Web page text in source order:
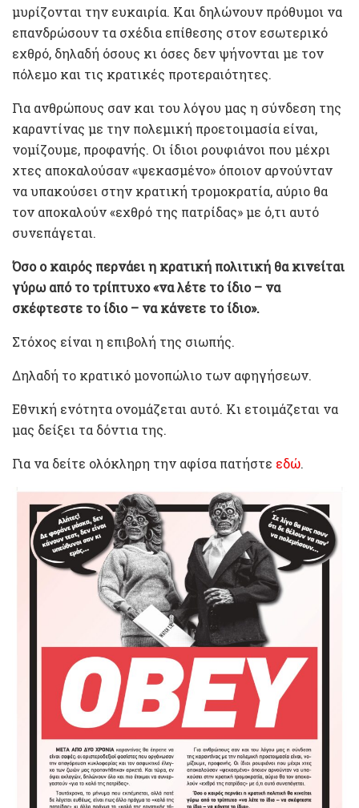
μυρίζονται την ευκαιρία. Και δηλώνουν πρόθυμοι να
επανδρώσουν τα σχέδια επίθεσης στον εσωτερικό
εχθρό, δηλαδή όσους κι όσες δεν ψήνονται με τον
πόλεμο και τις κρατικές προτεραιότητες.
Για ανθρώπους σαν και του λόγου μας η σύνδεση της
καραντίνας με την πολεμική προετοιμασία είναι,
νομίζουμε, προφανής. Οι ίδιοι ρουφιάνοι που μέχρι
χτες αποκαλούσαν «ψεκασμένο» όποιον αρνούνταν
να υπακούσει στην κρατική τρομοκρατία, αύριο θα
τον αποκαλούν «εχθρό της πατρίδας» με ό,τι αυτό
συνεπάγεται.
Όσο ο καιρός περνάει η κρατική πολιτική θα κινείται
γύρω από το τρίπτυχο «να λέτε το ίδιο – να
σκέφτεστε το ίδιο – να κάνετε το ίδιο».
Στόχος είναι η επιβολή της σιωπής.
Δηλαδή το κρατικό μονοπώλιο των αφηγήσεων.
Εθνική ενότητα ονομάζεται αυτό. Κι ετοιμάζεται να
μας δείξει τα δόντια της.
Για να δείτε ολόκληρη την αφίσα πατήστε εδώ.